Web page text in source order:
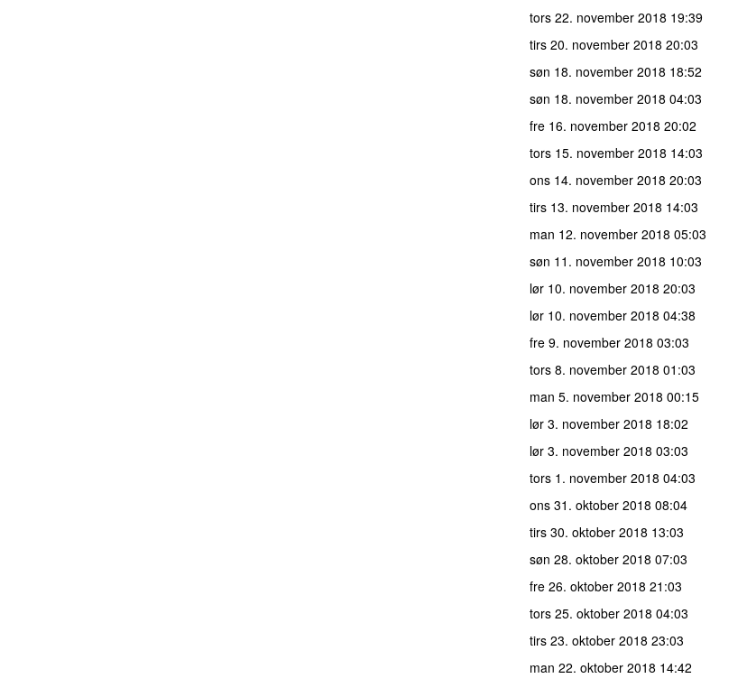
tors 22. november 2018 19:39
tirs 20. november 2018 20:03
søn 18. november 2018 18:52
søn 18. november 2018 04:03
fre 16. november 2018 20:02
tors 15. november 2018 14:03
ons 14. november 2018 20:03
tirs 13. november 2018 14:03
man 12. november 2018 05:03
søn 11. november 2018 10:03
lør 10. november 2018 20:03
lør 10. november 2018 04:38
fre 9. november 2018 03:03
tors 8. november 2018 01:03
man 5. november 2018 00:15
lør 3. november 2018 18:02
lør 3. november 2018 03:03
tors 1. november 2018 04:03
ons 31. oktober 2018 08:04
tirs 30. oktober 2018 13:03
søn 28. oktober 2018 07:03
fre 26. oktober 2018 21:03
tors 25. oktober 2018 04:03
tirs 23. oktober 2018 23:03
man 22. oktober 2018 14:42